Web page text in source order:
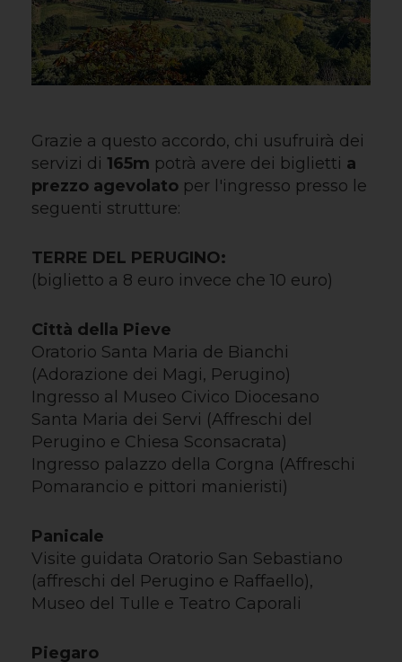
Grazie a questo accordo, chi usufruirà dei
servizi di 165m potrà avere dei biglietti a
prezzo agevolato per l'ingresso presso le
seguenti strutture:
TERRE DEL PERUGINO:
(biglietto a 8 euro invece che 10 euro)
Città della Pieve
Oratorio Santa Maria de Bianchi
(Adorazione dei Magi, Perugino)
Ingresso al Museo Civico Diocesano
Santa Maria dei Servi (Affreschi del
Perugino e Chiesa Sconsacrata)
Ingresso palazzo della Corgna (Affreschi
Pomarancio e pittori manieristi)
Panicale
Visite guidata Oratorio San Sebastiano
(affreschi del Perugino e Raffaello),
Museo del Tulle e Teatro Caporali
Piegaro